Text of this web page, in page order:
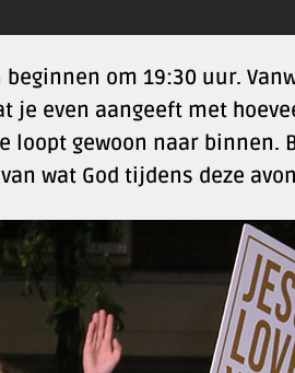
beginnen om 19:30 uur.
je even aangeeft met
loopt gewoon naar binnen.
wat God tijdens deze